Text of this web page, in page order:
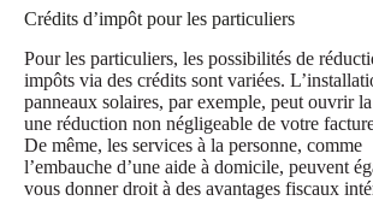
Crédits d’impôt pour les particuliers
Pour les particuliers, les possibilités de
impôts via des crédits sont variées.
panneaux solaires, par exemple, peut ouvrir
une réduction non négligeable de votre
De même, les services à la personne, comme
l’embauche d’une aide à domicile, peuvent
vous donner droit à des avantages fiscaux